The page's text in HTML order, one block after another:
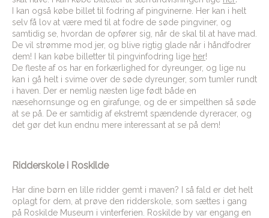
I kan også købe billet til fodring af pingvinerne. Her kan i helt
selv få lov at være med til at fodre de søde pingviner, og
samtidig se, hvordan de opfører sig, når de skal til at have mad.
De vil strømme mod jer, og blive rigtig glade når i håndfodrer
dem! I kan købe billetter til pingvinfodring lige her!
De fleste af os har en forkærlighed for dyreunger, og lige nu
kan i gå helt i svime over de søde dyreunger, som tumler rundt
i haven. Der er nemlig næsten lige født både en
næsehornsunge og en girafunge, og de er simpelthen så søde
at se på. De er samtidig af ekstremt spændende dyreracer, og
det gør det kun endnu mere interessant at se på dem!
Ridderskole i Roskilde
Har dine børn en lille ridder gemt i maven? I så fald er det helt
oplagt for dem, at prøve den ridderskole, som sættes i gang
på Roskilde Museum i vinterferien. Roskilde by var engang en